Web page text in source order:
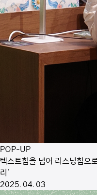
POP-UP
텍스트힙을 넘어 리스닝힙으
리'
2025. 04. 03